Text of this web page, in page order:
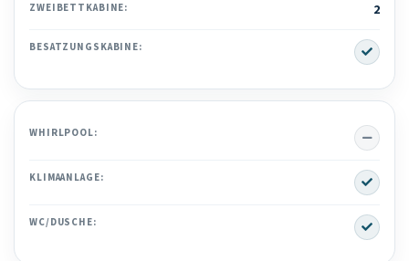
ZWEIBETTKABINE: 2
BESATZUNGSKABINE: Yes
WHIRLPOOL: No
KLIMAANLAGE: Yes
WC/DUSCHE: Yes